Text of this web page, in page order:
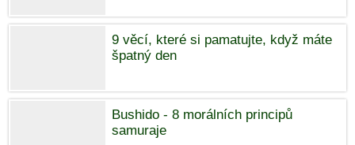
9 věcí, které si pamatujte, když máte
špatný den
Bushido - 8 morálních principů
samuraje